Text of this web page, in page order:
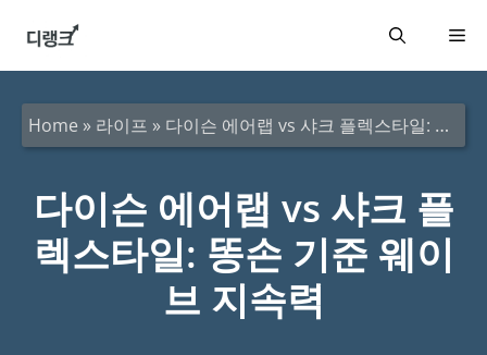
메
Home » 라이프 » 다이슨 에어랩 vs 샤크 플렉스타일: 똥손 기준 웨이브 지속력
다이슨 에어랩 vs 샤크 플
렉스타일: 똥손 기준 웨이
브 지속력